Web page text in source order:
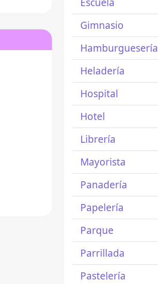
Gimnasio
Hamburguesería
Heladería
Hospital
Hotel
Librería
Mayorista
Panadería
Papelería
Parque
Parrillada
Pastelería